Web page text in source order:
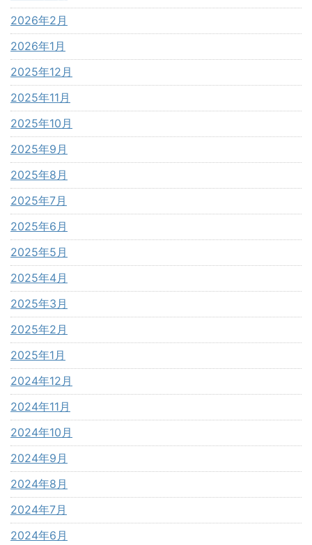
2026年2月
2026年1月
2025年12月
2025年11月
2025年10月
2025年9月
2025年8月
2025年7月
2025年6月
2025年5月
2025年4月
2025年3月
2025年2月
2025年1月
2024年12月
2024年11月
2024年10月
2024年9月
2024年8月
2024年7月
2024年6月